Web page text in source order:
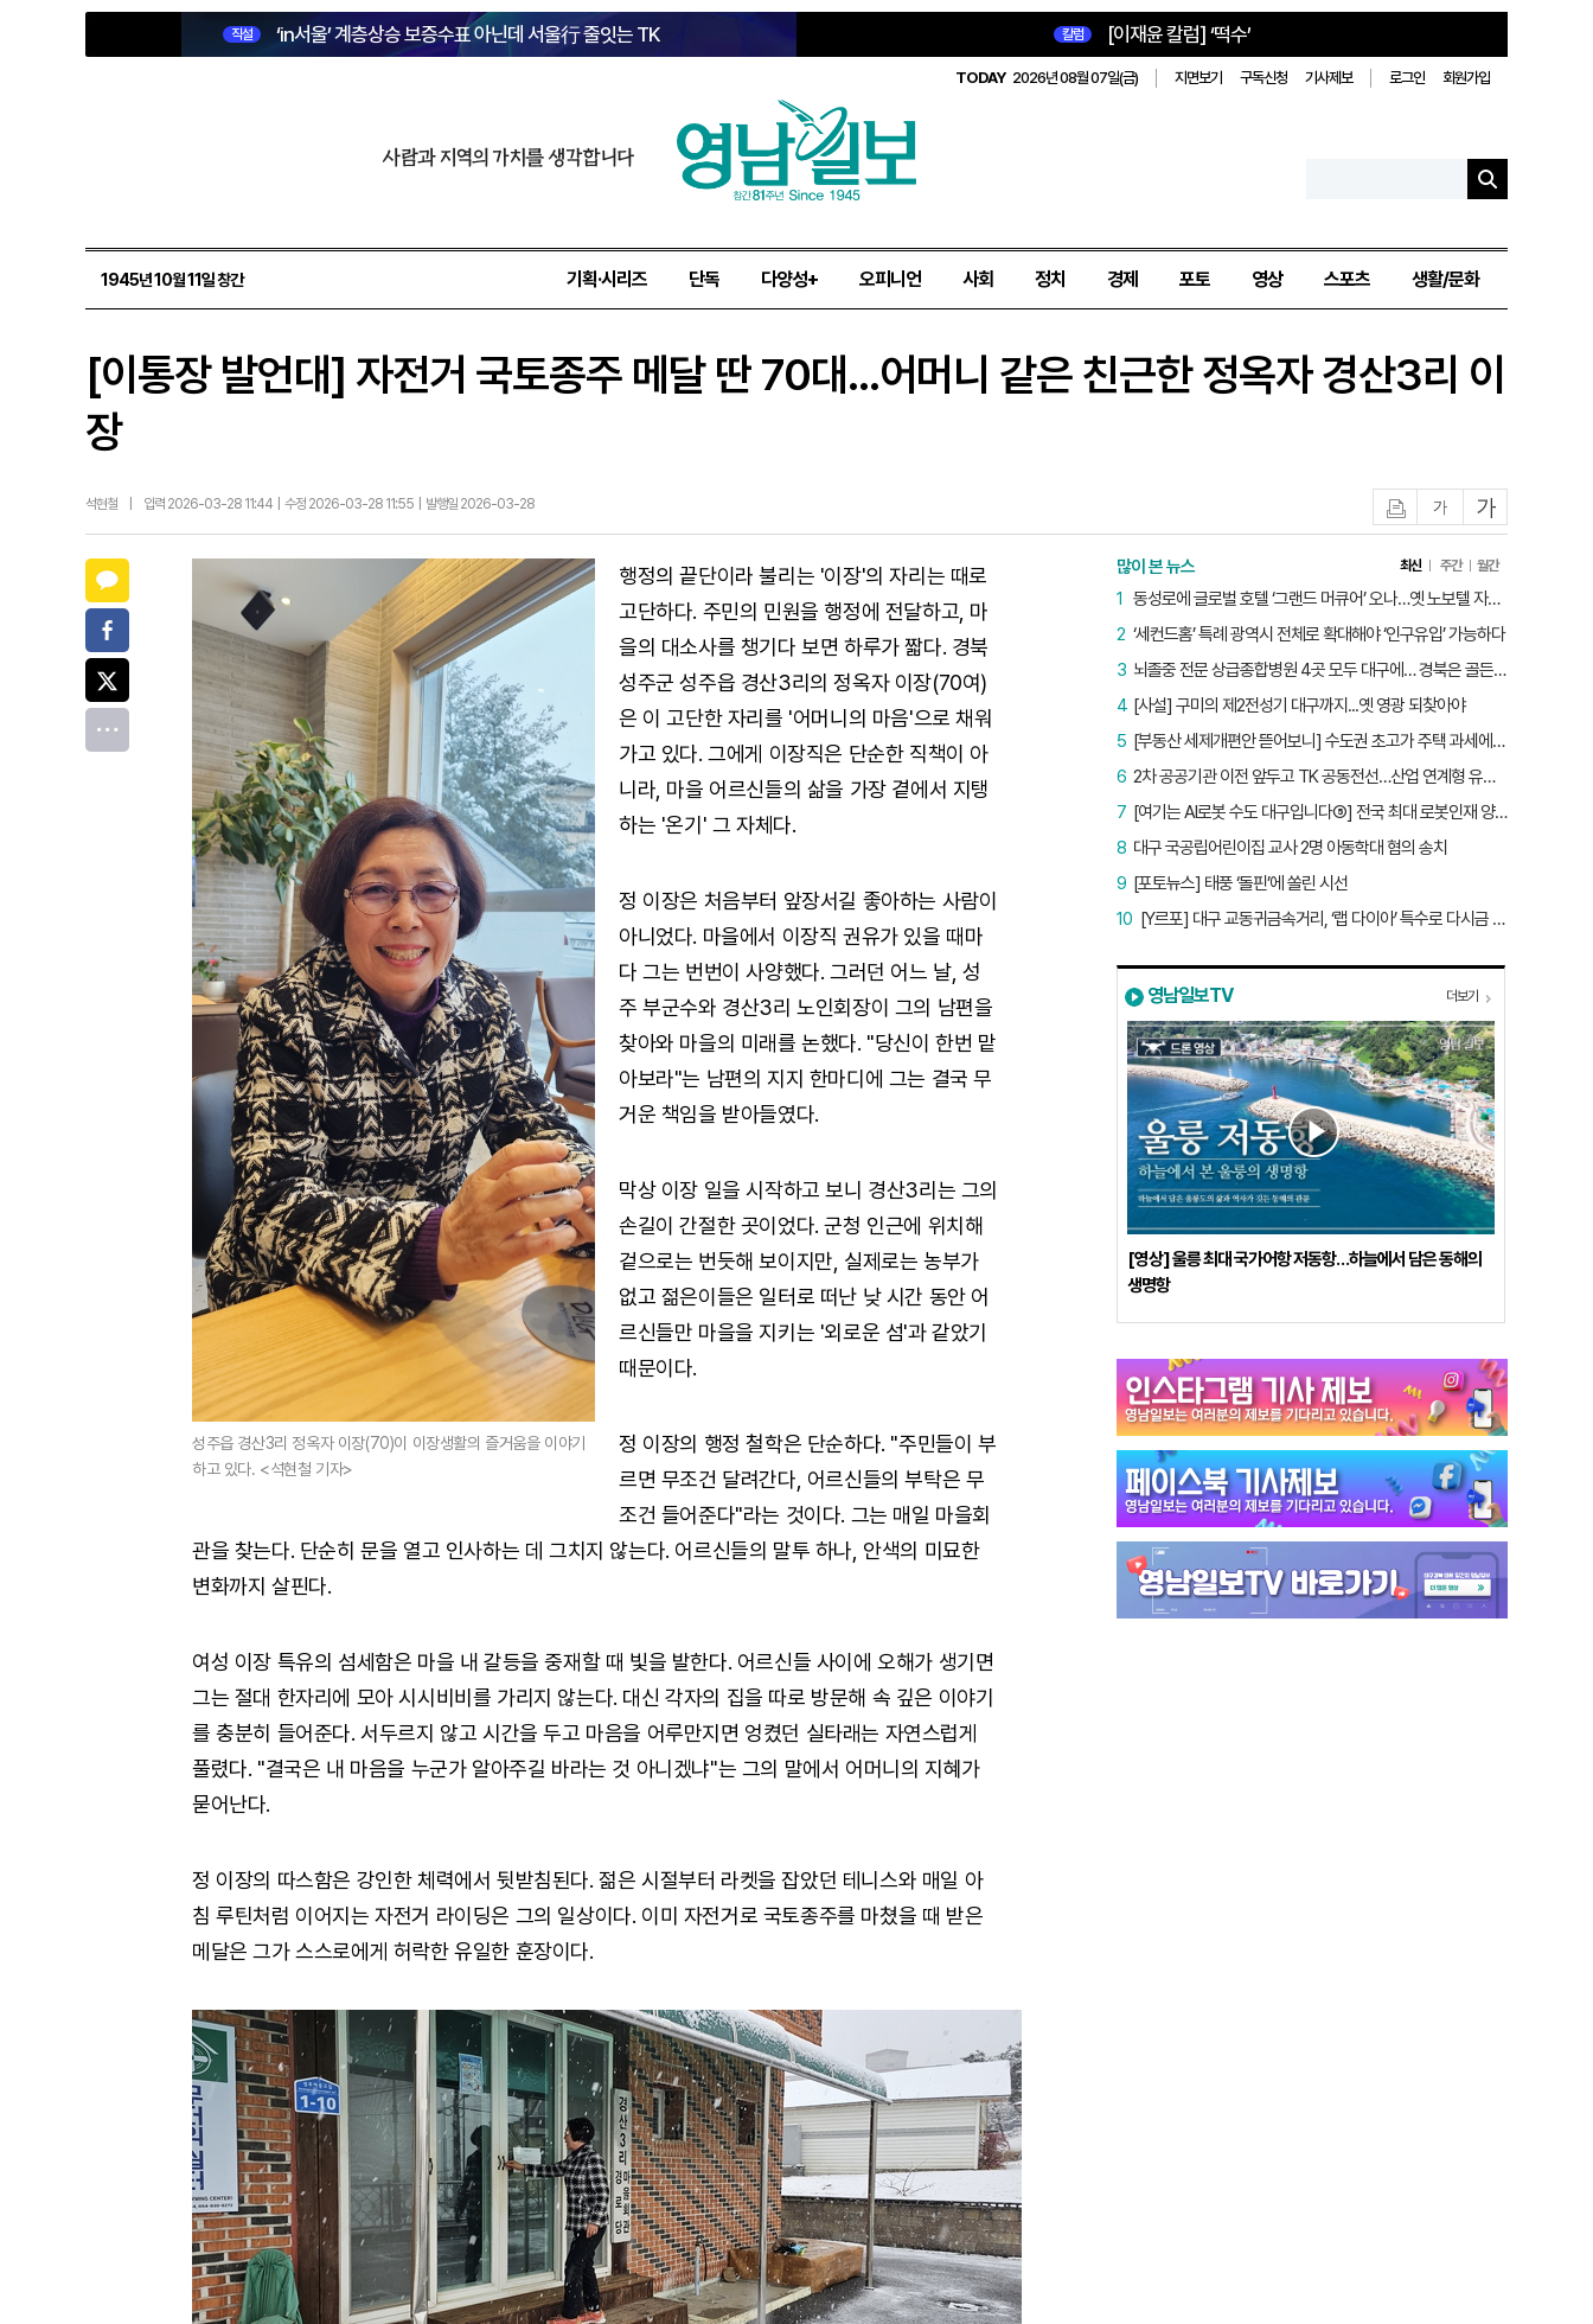
직설 ‘in서울’ 계층상승 보증수표 아닌데 서울行 줄잇는 TK 칼럼 [이재윤 칼럼] ‘떡수’
TODAY 2026년 08월 07일(금) 지면보기 구독신청 기사제보 로그인 회원가입
사람과 지역의 가치를 생각합니다
1945년 10월 11일 창간 기획·시리즈 단독 다양성+ 오피니언 사회 정치 경제 포토 영상 스포츠 생활/문화
[이통장 발언대] 자전거 국토종주 메달 딴 70대...어머니 같은 친근한 정옥자 경산3리 이
장
석현철 입력 2026-03-28 11:44 | 수정 2026-03-28 11:55 | 발행일 2026-03-28 글자작게글자크게
성주읍 경산3리 정옥자 이장(70)이 이장생활의 즐거움을 이야기
하고 있다. <석현철 기자>
행정의 끝단이라 불리는 '이장'의 자리는 때로
고단하다. 주민의 민원을 행정에 전달하고, 마
을의 대소사를 챙기다 보면 하루가 짧다. 경북
성주군 성주읍 경산3리의 정옥자 이장(70여)
은 이 고단한 자리를 '어머니의 마음'으로 채워
가고 있다. 그에게 이장직은 단순한 직책이 아
니라, 마을 어르신들의 삶을 가장 곁에서 지탱
하는 '온기' 그 자체다.
정 이장은 처음부터 앞장서길 좋아하는 사람이
아니었다. 마을에서 이장직 권유가 있을 때마
다 그는 번번이 사양했다. 그러던 어느 날, 성
주 부군수와 경산3리 노인회장이 그의 남편을
찾아와 마을의 미래를 논했다. "당신이 한번 맡
아보라"는 남편의 지지 한마디에 그는 결국 무
거운 책임을 받아들였다.
막상 이장 일을 시작하고 보니 경산3리는 그의
손길이 간절한 곳이었다. 군청 인근에 위치해
겉으로는 번듯해 보이지만, 실제로는 농부가
없고 젊은이들은 일터로 떠난 낮 시간 동안 어
르신들만 마을을 지키는 '외로운 섬'과 같았기
때문이다.
정 이장의 행정 철학은 단순하다. "주민들이 부
르면 무조건 달려간다, 어르신들의 부탁은 무
조건 들어준다"라는 것이다. 그는 매일 마을회
관을 찾는다. 단순히 문을 열고 인사하는 데 그치지 않는다. 어르신들의 말투 하나, 안색의 미묘한
변화까지 살핀다.
여성 이장 특유의 섬세함은 마을 내 갈등을 중재할 때 빛을 발한다. 어르신들 사이에 오해가 생기면
그는 절대 한자리에 모아 시시비비를 가리지 않는다. 대신 각자의 집을 따로 방문해 속 깊은 이야기
를 충분히 들어준다. 서두르지 않고 시간을 두고 마음을 어루만지면 엉켰던 실타래는 자연스럽게
풀렸다. "결국은 내 마음을 누군가 알아주길 바라는 것 아니겠냐"는 그의 말에서 어머니의 지혜가
묻어난다.
정 이장의 따스함은 강인한 체력에서 뒷받침된다. 젊은 시절부터 라켓을 잡았던 테니스와 매일 아
침 루틴처럼 이어지는 자전거 라이딩은 그의 일상이다. 이미 자전거로 국토종주를 마쳤을 때 받은
메달은 그가 스스로에게 허락한 유일한 훈장이다.
많이 본 뉴스 최신 주간 월간
동성로에 글로벌 호텔 ‘그랜드 머큐어’ 오나…옛 노보텔 자리 사무실 개설
1
‘세컨드홈’ 특례 광역시 전체로 확대해야 ‘인구유입’ 가능하다
2
뇌졸중 전문 상급종합병원 4곳 모두 대구에… 경북은 골든타임 사각지대
3
[사설] 구미의 제2전성기 대구까지...옛 영광 되찾아야
4
[부동산 세제개편안 뜯어보니] 수도권 초고가 주택 과세에만 초점…침체된 지방 부동산 대책은 없다
5
2차 공공기관 이전 앞두고 TK 공동전선…산업 연계형 유치 승부수
6
[여기는 AI로봇 수도 대구입니다⑤] 전국 최대 로봇인재 양성소…“대구산업 맞춤형 교육과정 만들자”
7
대구 국공립어린이집 교사 2명 아동학대 혐의 송치
8
[포토뉴스] 태풍 ‘돌핀’에 쏠린 시선
9
[Y르포] 대구 교동귀금속거리, ‘랩 다이아’ 특수로 다시금 활기…“반짝 인기 의존 않는 지속 가능 성장 동력 마련해야”
10
영남일보TV 더보기
[영상] 울릉 최대 국가어항 저동항…하늘에서 담은 동해의
생명항